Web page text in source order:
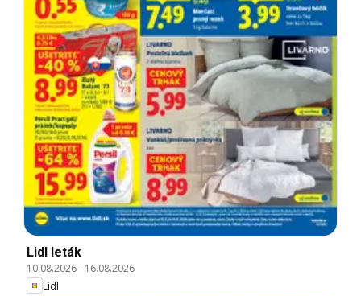
Lidl leták
10.08.2026- 16.08.2026
Lidl